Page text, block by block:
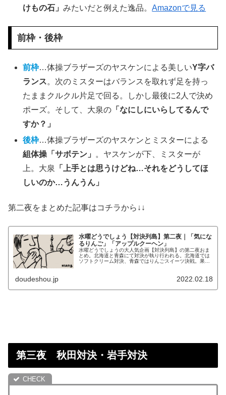
けもの石」みたいだと例えた逸品。Amazonで見る
前枠・後枠
前枠…体操ブラザーズのヤスケンによる美しいY字バ
ランス。次のミスターはバランスを取れず足を持っ
たままクルクル片足で回る。しかし最後に2人で決め
ポーズ。そして、大泉の 「なにしにいらしてるんで
すか？」
後枠…体操ブラザーズのヤスケンとミスターによる
組体操「サボテン」
。ヤスケンが下、ミスターが
上。大泉
「上手とは思うけどね…それをどうしてほ
しいのか…うんうん」
第二夜をまとめた記事はコチラから↓↓
水曜どうでしょう【対決列島】第二夜｜「気にな
るりんご」「アップルクーヘン」
水曜どうでしょうの大人気企画【対決列島】の第二夜おま
とめ。北海道と青森にて対決が執り行われる。北海道では
ソフトクリーム対決、青森ではりんごスイーツ決戦。果た
doudeshou.jp 2022.02.18
第三夜 秋田対決・岩手対決